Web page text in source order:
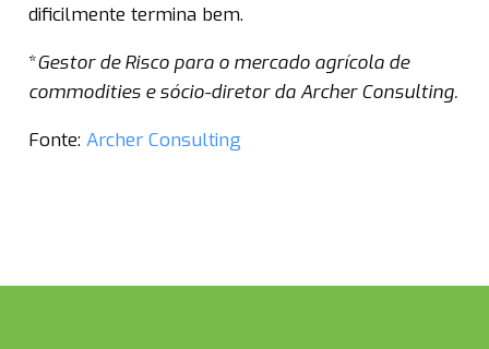
dificilmente termina bem.
*Gestor de Risco para o mercado agrícola de
commodities e sócio-diretor da Archer Consulting.
Fonte: Archer Consulting